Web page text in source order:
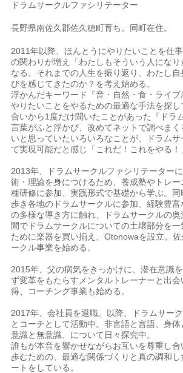
ドラムサークルファシリテーター
長野県南佐久郡佐久穂町育ち。同町在住。
2011年以降、ほんとうにやりたいことを仕
の関わりが増え「わたしもそういう人にな
なる。それまでの人生を振り返り、わたし
びを感じてきたのか？を考え始める。
浮かんだキーワード『音・自然・食・ライブ
やりたいことをやるための最適な手法を探し
合いから1度だけ聞いたことがあった『ドラ
言葉がふと浮かび、改めてネットで調べま
いと思っていたいろいろなことが、ドラム
て実現可能だと感じ「これだ！これをやる！
2013年、ドラムサークルファシリテーター
術・理論を身につけるため、養成塾やトレ
種研修に参加、実践形式で基礎から学ぶ。同
歩き各地のドラムサークルに参加、経験豊
の多様な導き方に触れ、ドラムサークルの
間でドラムサークルについての土壌部分を一
ために楽器を買い揃え、Otonowaを設立。
ークル事業を始める。
2015年、父の病気をきっかけに、潜在意識
ず変革をもたらすメンタルトレーナーと出
得、コーチング事業も始める。
2017年、会社員を退職。以降、ドラムサー
とコーチとして活動中。非言語と言語、身体
意識と無意識、について日々探究中。
誰もが本音を響かせながらお互いを尊重し
歩むための、最適な関係づくりと真の調和
ートをしている。